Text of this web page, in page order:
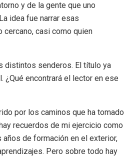
y de la gente que uno
idea fue narrar esas
cercano, casi como quien
distintos senderos. El título ya
¿Qué encontrará el lector en ese
por los caminos que ha tomado
recuerdos de mi ejercicio como
de formación en el exterior,
Pero sobre todo hay